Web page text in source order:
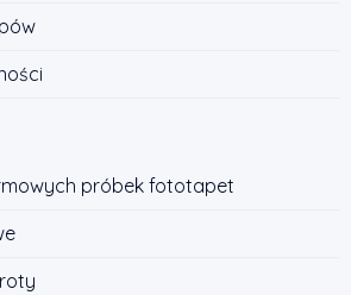
próbek fototapet